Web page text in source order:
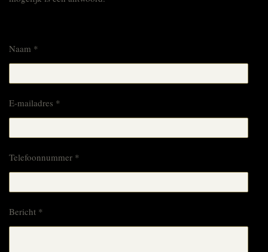
Naam *
E-mailadres *
Telefoonnummer *
Bericht *